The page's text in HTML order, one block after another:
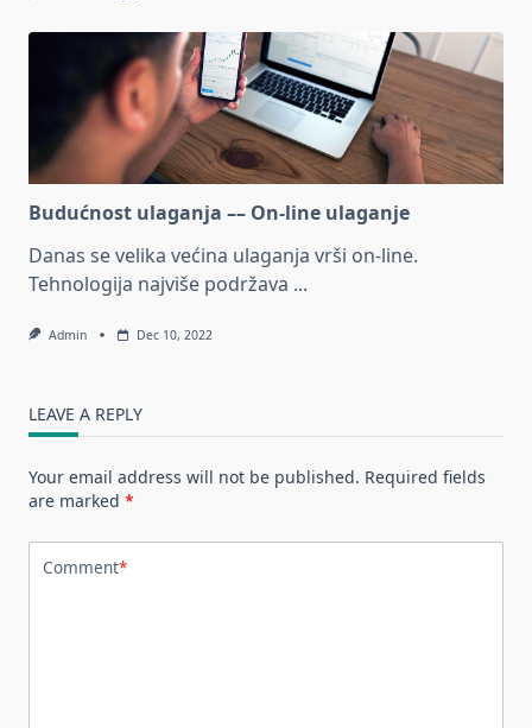
Budućnost ulaganja –– On-line ulaganje
Danas se velika većina ulaganja vrši on-line.
Tehnologija najviše podržava ...
Admin Dec 10, 2022
LEAVE A REPLY
Your email address will not be published. Required fields
are marked *
Comment*